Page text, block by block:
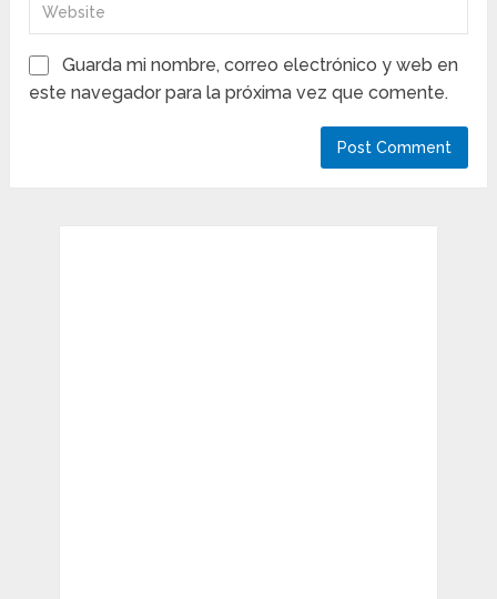
Guarda mi nombre, correo electrónico y web en
este navegador para la próxima vez que comente.